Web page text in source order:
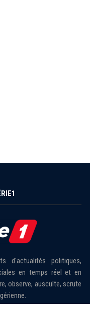
d'actualités politiques,
en temps réel et en
observe, ausculte, scrute